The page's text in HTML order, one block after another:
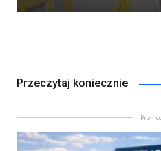
Przeczytaj koniecznie